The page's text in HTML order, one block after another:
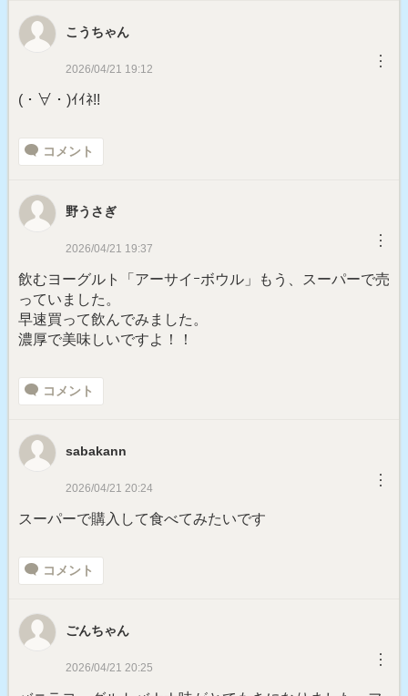
こうちゃん
2026/04/21 19:12 ︙
(・∀・)ｲｲﾈ!!
コメント
野うさぎ
2026/04/21 19:37 ︙
飲むヨーグルト「アーサイｰボウル」もう、スーパーで売
っていました。
早速買って飲んでみました。
濃厚で美味しいですよ！！
コメント
sabakann
2026/04/21 20:24 ︙
スーパーで購入して食べてみたいです
コメント
ごんちゃん
2026/04/21 20:25 ︙